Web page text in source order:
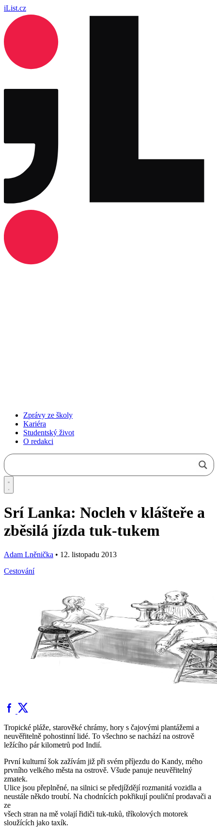
iList.cz
Zprávy ze školy
Kariéra
Studentský život
O redakci
Srí Lanka: Nocleh v klášteře a
zběsilá jízda tuk-tukem
Adam Lněnička • 12. listopadu 2013
Cestování
Tropické pláže, starověké chrámy, hory s čajovými plantážemi a
neuvěřitelně pohostinní lidé. To všechno se nachází na ostrově
ležícího pár kilometrů pod Indií.
První kulturní šok zažívám již při svém příjezdu do Kandy, mého
prvního velkého města na ostrově. Všude panuje neuvěřitelný
zmatek.
Ulice jsou přeplněné, na silnici se předjíždějí rozmanitá vozidla a
neustále někdo troubí. Na chodnících pokřikují pouliční prodavači a
ze
všech stran na mě volají řidiči tuk-tuků, tříkolových motorek
sloužících jako taxík.